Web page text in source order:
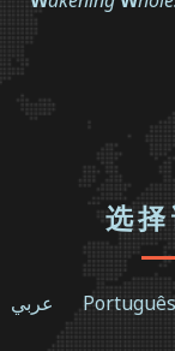
选
عربي Português